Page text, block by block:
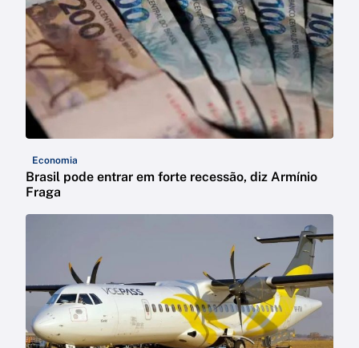
Economia
Brasil pode entrar em forte recessão, diz Armínio
Fraga